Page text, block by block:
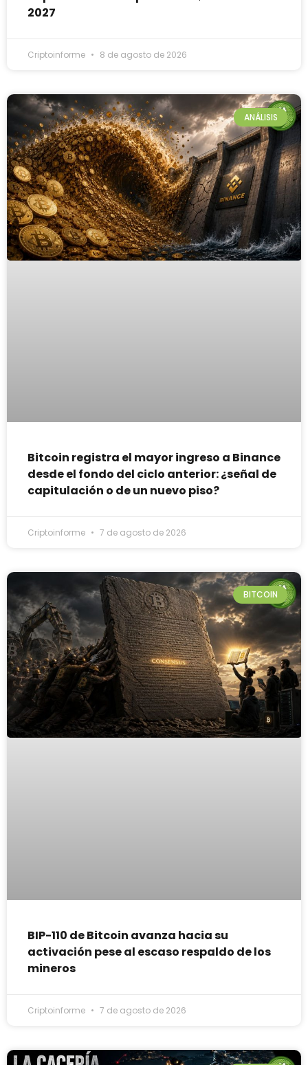
2027
Criptoinforme 8 de agosto de 2026
ANÁLISIS
Bitcoin registra el mayor ingreso a Binance
desde el fondo del ciclo anterior: ¿señal de
capitulación o de un nuevo piso?
Criptoinforme 7 de agosto de 2026
BITCOIN
BIP-110 de Bitcoin avanza hacia su
activación pese al escaso respaldo de los
mineros
Criptoinforme 7 de agosto de 2026